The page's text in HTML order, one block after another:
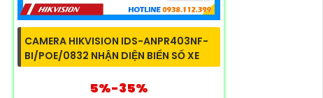
CAMERA HIKVISION IDS-ANPR403NF-
BI/POE/0832 NHẬN DIỆN BIỂN SỐ XE
5%-35%